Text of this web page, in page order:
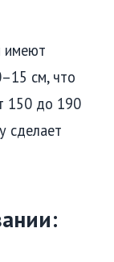
имеют
см, что
150 до 190
сделает